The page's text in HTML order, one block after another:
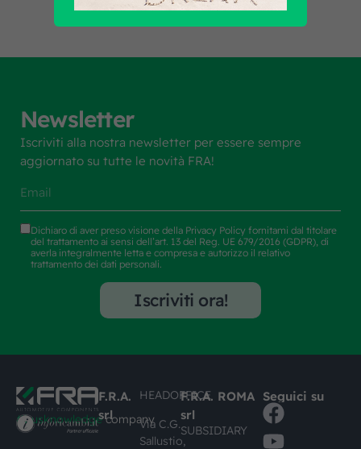
Newsletter
Iscriviti alla nostra newsletter per essere sempre
aggiornato su tutte le novità FRA!
Dichiaro di aver preso visione della Privacy Policy fornitami dal titolare
del trattamento ai sensi dell’art. 13 del Reg. UE 679/2016 (GDPR), di
averla integralmente letta e compresa e autorizzo il relativo
trattamento dei dati personali.
Iscriviti ora!
#busknowledgecompany
F.R.A.
srl
HEADOFFICE
Via C.G.
Sallustio,
F.R.A. ROMA
srl
SUBSIDIARY
Seguici su